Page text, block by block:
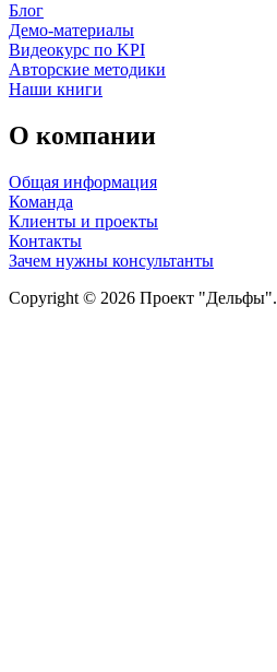
Блог
Демо-материалы
Видеокурс по KPI
Авторские методики
Наши книги
О компании
Общая информация
Команда
Клиенты и проекты
Контакты
Зачем нужны консультанты
Copyright © 2026 Проект "Дельфы".